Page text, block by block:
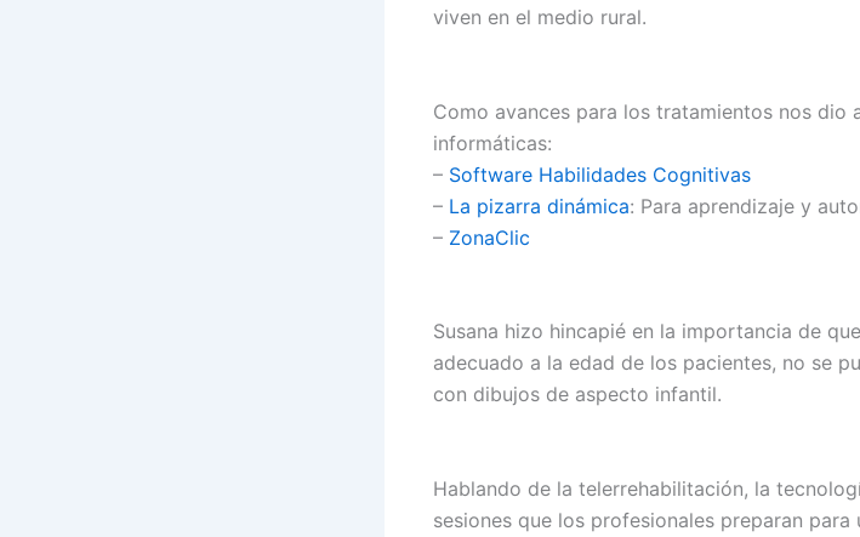
viven en el medio rural.
Como avances para los tratamientos nos dio
informáticas:
– Software Habilidades Cognitivas
– La pizarra dinámica: Para aprendizaje y
– ZonaClic
Susana hizo hincapié en la importancia de
adecuado a la edad de los pacientes, no se
con dibujos de aspecto infantil.
Hablando de la telerrehabilitación, la
sesiones que los profesionales preparan